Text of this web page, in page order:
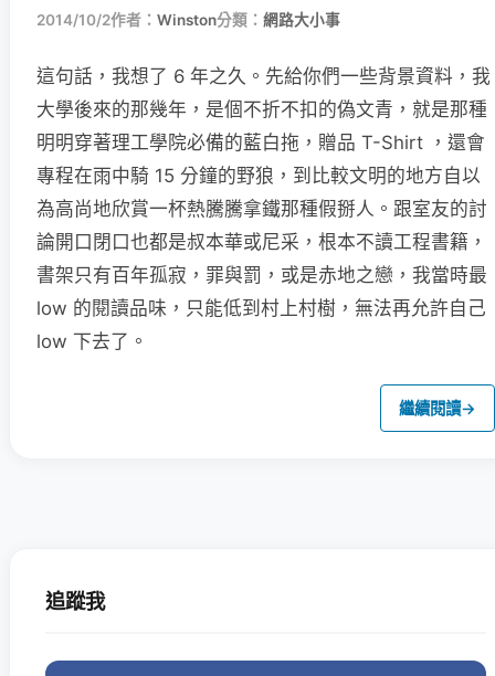
2014/10/2作者： Winston分類： 網路大小事
這句話，我想了 6 年之久。先給你們一些背景資料，我
大學後來的那幾年，是個不折不扣的偽文青，就是那種
明明穿著理工學院必備的藍白拖，贈品 T-Shirt ，還會
專程在雨中騎 15 分鐘的野狼，到比較文明的地方自以
為高尚地欣賞一杯熱騰騰拿鐵那種假掰人。跟室友的討
論開口閉口也都是叔本華或尼采，根本不讀工程書籍，
書架只有百年孤寂，罪與罰，或是赤地之戀，我當時最
low 的閱讀品味，只能低到村上村樹，無法再允許自己
low 下去了。
繼續閱讀→
追蹤我